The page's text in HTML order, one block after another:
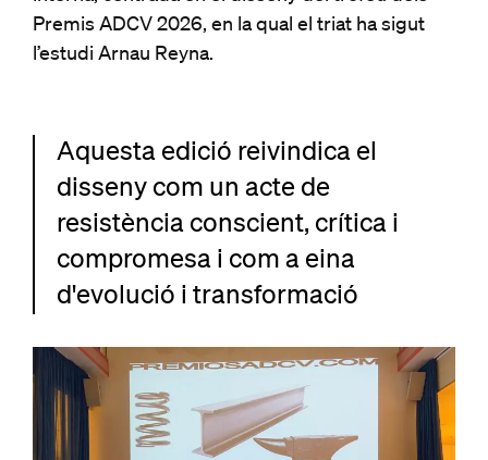
Premis ADCV 2026, en la qual el triat ha sigut
l’estudi Arnau Reyna.
Aquesta edició reivindica el
disseny com un acte de
resistència conscient, crítica i
compromesa i com a eina
d'evolució i transformació